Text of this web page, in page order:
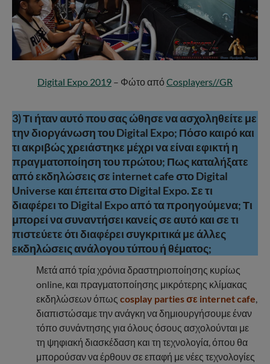
Digital Expo 2019 – Φώτο από Cosplayers//GR
3) Τι ήταν αυτό που σας ώθησε να ασχοληθείτε με
την διοργάνωση του Digital Expo; Πόσο καιρό και
τι ακριβώς χρειάστηκε μέχρι να είναι εφικτή η
πραγματοποίηση του πρώτου; Πως καταλήξατε
από εκδηλώσεις σε internet cafe στο Digital
Universe και έπειτα στο Digital Expo. Σε τι
διαφέρει το Digital Expo από τα προηγούμενα; Τι
μπορεί να συναντήσει κανείς σε αυτό και σε τι
πιστεύετε ότι διαφέρει συγκριτικά με άλλες
εκδηλώσεις ανάλογου τύπου ή θέματος;
Μετά από τρία χρόνια δραστηριοποίησης κυρίως
online, και πραγματοποίησης μικρότερης κλίμακας
εκδηλώσεων όπως cosplay parties σε internet cafe,
διαπιστώσαμε την ανάγκη να δημιουργήσουμε έναν
τόπο συνάντησης για όλους όσους ασχολούνται με
τη ψηφιακή διασκέδαση και τη τεχνολογία, όπου θα
μπορούσαν να έρθουν σε επαφή με νέες τεχνολογίες